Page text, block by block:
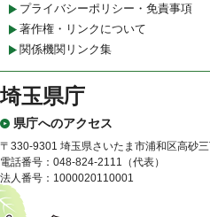
プライバシーポリシー・免責事項
著作権・リンクについて
関係機関リンク集
埼玉県庁
県庁へのアクセス
〒330-9301 埼玉県さいたま市浦和区高砂
電話番号：048-824-2111（代表）
法人番号：1000020110001